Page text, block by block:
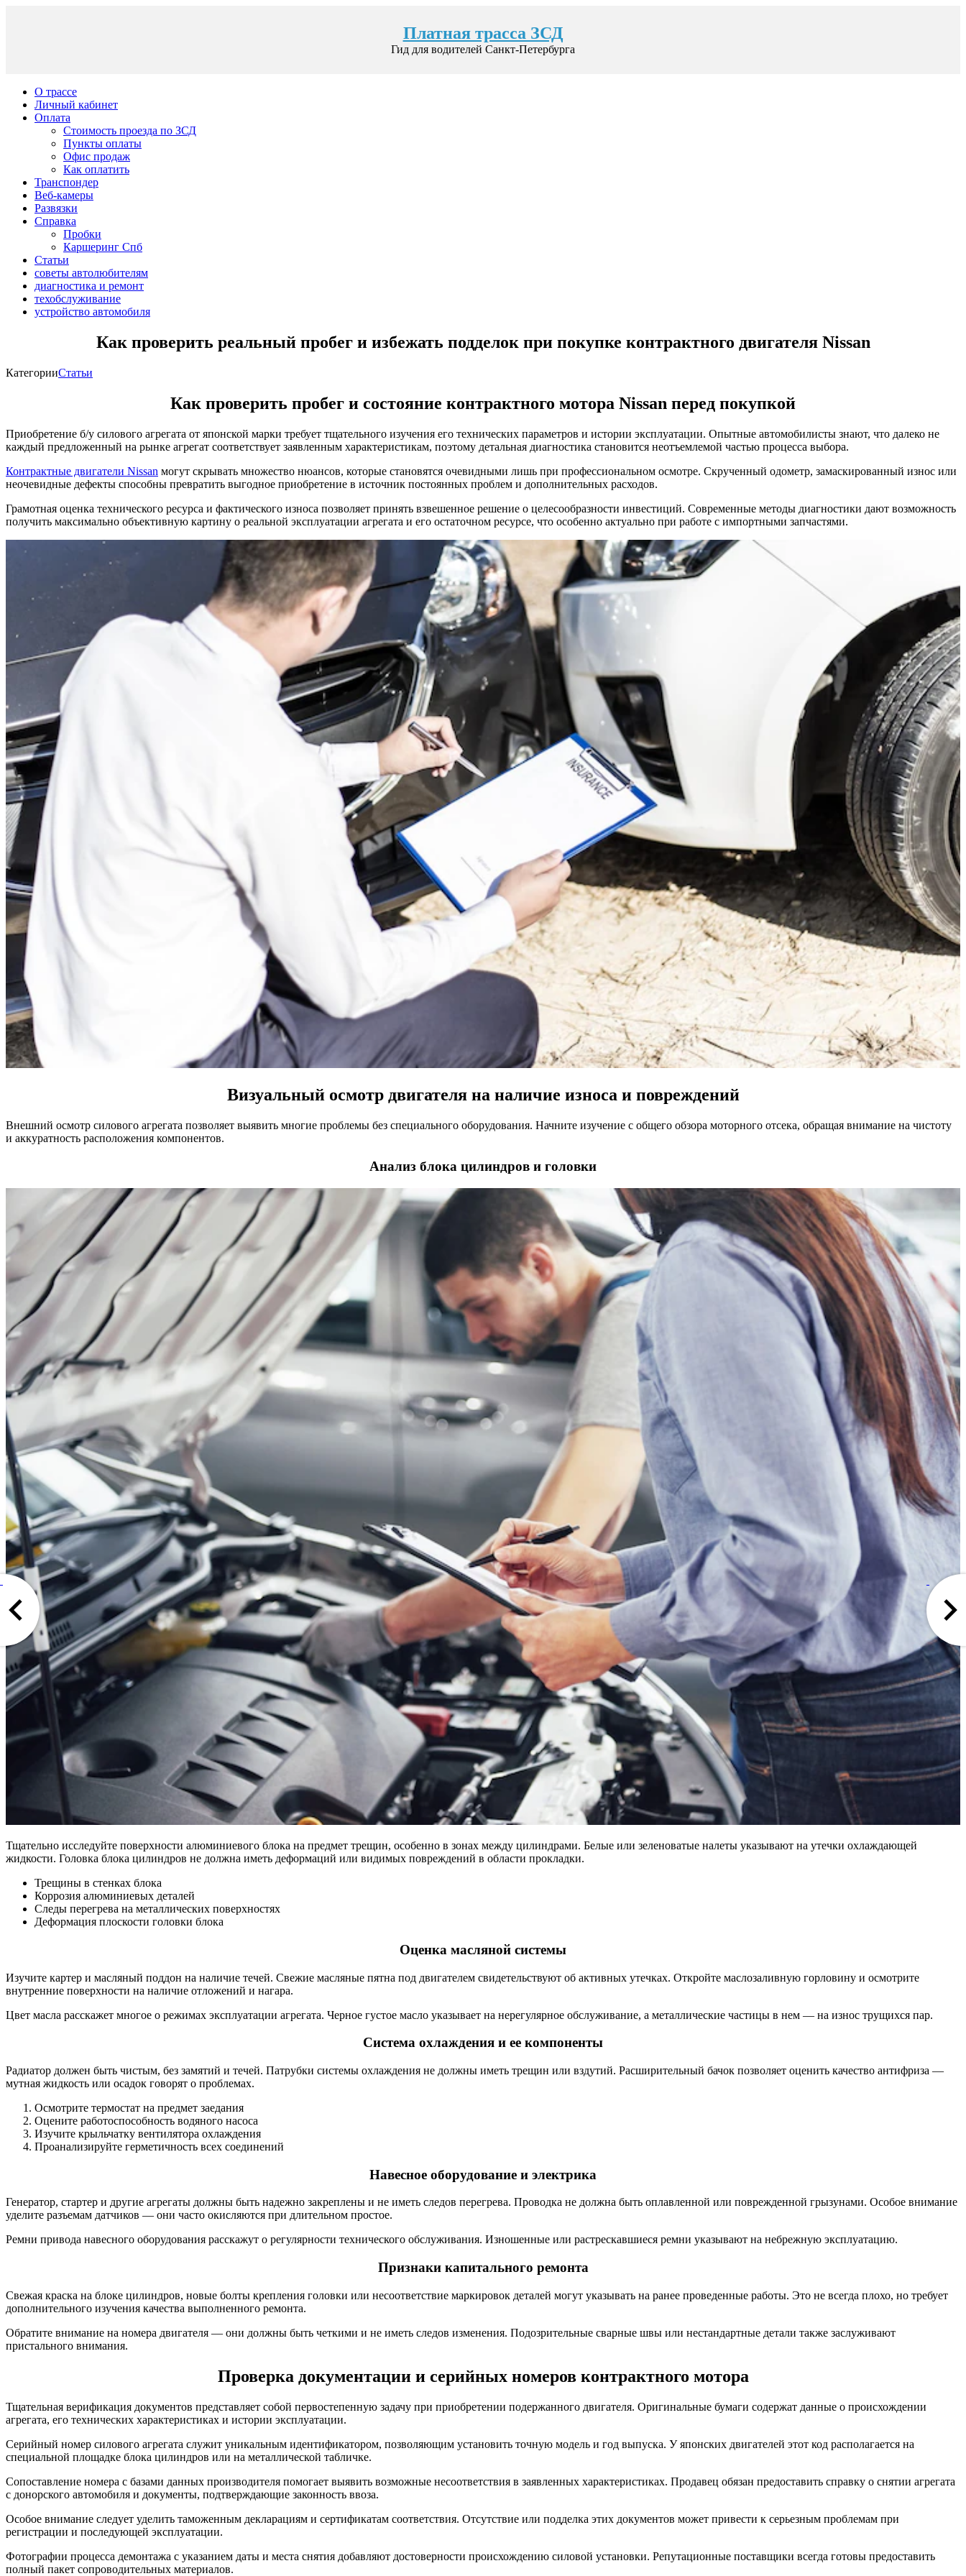
Платная трасса ЗСД
Гид для водителей Санкт-Петербурга
О трассе
Личный кабинет
Оплата
Стоимость проезда по ЗСД
Пункты оплаты
Офис продаж
Как оплатить
Транспондер
Веб-камеры
Развязки
Справка
Пробки
Каршеринг Спб
Статьи
советы автолюбителям
диагностика и ремонт
техобслуживание
устройство автомобиля
Как проверить реальный пробег и избежать подделок при покупке контрактного двигателя Nissan
КатегорииСтатьи
Как проверить пробег и состояние контрактного мотора Nissan перед покупкой
Приобретение б/у силового агрегата от японской марки требует тщательного изучения его технических параметров и истории эксплуатации. Опытные автомобилисты знают, что далеко не
каждый предложенный на рынке агрегат соответствует заявленным характеристикам, поэтому детальная диагностика становится неотъемлемой частью процесса выбора.
Контрактные двигатели Nissan могут скрывать множество нюансов, которые становятся очевидными лишь при профессиональном осмотре. Скрученный одометр, замаскированный износ или
неочевидные дефекты способны превратить выгодное приобретение в источник постоянных проблем и дополнительных расходов.
Грамотная оценка технического ресурса и фактического износа позволяет принять взвешенное решение о целесообразности инвестиций. Современные методы диагностики дают возможность
получить максимально объективную картину о реальной эксплуатации агрегата и его остаточном ресурсе, что особенно актуально при работе с импортными запчастями.
Визуальный осмотр двигателя на наличие износа и повреждений
Внешний осмотр силового агрегата позволяет выявить многие проблемы без специального оборудования. Начните изучение с общего обзора моторного отсека, обращая внимание на чистоту
и аккуратность расположения компонентов.
Анализ блока цилиндров и головки
Тщательно исследуйте поверхности алюминиевого блока на предмет трещин, особенно в зонах между цилиндрами. Белые или зеленоватые налеты указывают на утечки охлаждающей
жидкости. Головка блока цилиндров не должна иметь деформаций или видимых повреждений в области прокладки.
Трещины в стенках блока
Коррозия алюминиевых деталей
Следы перегрева на металлических поверхностях
Деформация плоскости головки блока
Оценка масляной системы
Изучите картер и масляный поддон на наличие течей. Свежие масляные пятна под двигателем свидетельствуют об активных утечках. Откройте маслозаливную горловину и осмотрите
внутренние поверхности на наличие отложений и нагара.
Цвет масла расскажет многое о режимах эксплуатации агрегата. Черное густое масло указывает на нерегулярное обслуживание, а металлические частицы в нем — на износ трущихся пар.
Система охлаждения и ее компоненты
Радиатор должен быть чистым, без замятий и течей. Патрубки системы охлаждения не должны иметь трещин или вздутий. Расширительный бачок позволяет оценить качество антифриза —
мутная жидкость или осадок говорят о проблемах.
Осмотрите термостат на предмет заедания
Оцените работоспособность водяного насоса
Изучите крыльчатку вентилятора охлаждения
Проанализируйте герметичность всех соединений
Навесное оборудование и электрика
Генератор, стартер и другие агрегаты должны быть надежно закреплены и не иметь следов перегрева. Проводка не должна быть оплавленной или поврежденной грызунами. Особое внимание
уделите разъемам датчиков — они часто окисляются при длительном простое.
Ремни привода навесного оборудования расскажут о регулярности технического обслуживания. Изношенные или растрескавшиеся ремни указывают на небрежную эксплуатацию.
Признаки капитального ремонта
Свежая краска на блоке цилиндров, новые болты крепления головки или несоответствие маркировок деталей могут указывать на ранее проведенные работы. Это не всегда плохо, но требует
дополнительного изучения качества выполненного ремонта.
Обратите внимание на номера двигателя — они должны быть четкими и не иметь следов изменения. Подозрительные сварные швы или нестандартные детали также заслуживают
пристального внимания.
Проверка документации и серийных номеров контрактного мотора
Тщательная верификация документов представляет собой первостепенную задачу при приобретении подержанного двигателя. Оригинальные бумаги содержат данные о происхождении
агрегата, его технических характеристиках и истории эксплуатации.
Серийный номер силового агрегата служит уникальным идентификатором, позволяющим установить точную модель и год выпуска. У японских двигателей этот код располагается на
специальной площадке блока цилиндров или на металлической табличке.
Сопоставление номера с базами данных производителя помогает выявить возможные несоответствия в заявленных характеристиках. Продавец обязан предоставить справку о снятии агрегата
с донорского автомобиля и документы, подтверждающие законность ввоза.
Особое внимание следует уделить таможенным декларациям и сертификатам соответствия. Отсутствие или подделка этих документов может привести к серьезным проблемам при
регистрации и последующей эксплуатации.
Фотографии процесса демонтажа с указанием даты и места снятия добавляют достоверности происхождению силовой установки. Репутационные поставщики всегда готовы предоставить
полный пакет сопроводительных материалов.